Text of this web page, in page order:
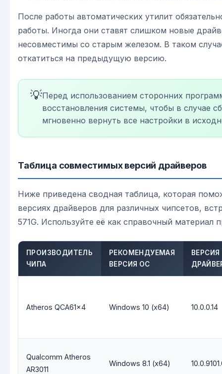
После работы автоматических утилит
работы. Иногда они ставят слишком новые
несовместимы со старым железом. В таком
откатиться на предыдущую версию.
💡Перед использованием сторонних
восстановления системы, чтобы в случае
мгновенно вернуть все настройки в
Таблица совместимых версий драйверов
Ниже приведена сводная таблица, которая
версиях драйверов для различных чипсетов,
571G. Используйте её как справочный материал
ПРОИЗВОДИТЕЛЬ
ЧИПА
РЕКОМЕНДУЕМАЯ
ВЕРСИЯ ОС
ВЕРСИЯ
Atheros QCA61x4 Windows 10 (x64) 10.0.0.14
Qualcomm Atheros
AR3011
Windows 8.1 (x64)